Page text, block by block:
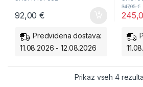
92,00€
Predvidena dostava:
11.08.2026 - 12.08.2026
da
347,05€
Prikaz vseh 4